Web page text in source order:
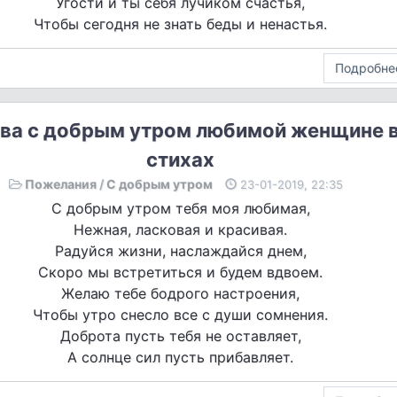
Чтобы сегодня не знать беды и ненастья.
с добрым утром любимой женщине
стихах
Пожелания/ С добрым утром 23-01-2019, 22:35
С добрым утром тебя моя любимая,
Нежная, ласковая и красивая.
Радуйся жизни, наслаждайся днем,
Скоро мы встретиться и будем вдвоем.
Желаю тебе бодрого настроения,
Чтобы утро снесло все с души сомнения.
Доброта пусть тебя не оставляет,
А солнце сил пусть прибавляет.